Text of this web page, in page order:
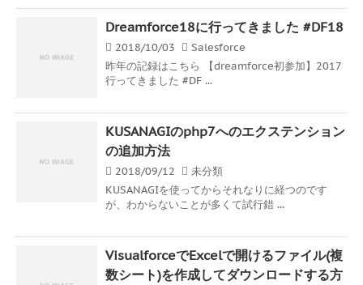
Dreamforce18に行ってきました #DF18
2018/10/03
Salesforce
昨年の記録はこちら 【dreamforce初参加】2017
行ってきました #DF ...
KUSANAGIのphp7へのエクステンション
の追加方法
2018/09/12
未分類
KUSANAGIを使ってからそれなりに経つのです
が、わからないことが多くて試行錯 ...
VisualforceでExcelで開けるファイル(複
数シート)を作成してダウンロードする方